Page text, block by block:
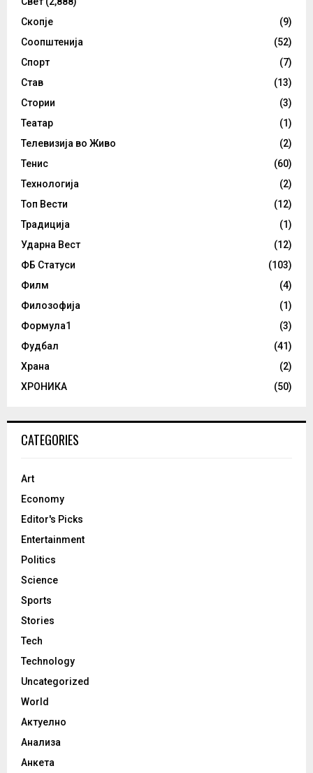
Скопје
(9)
Соопштенија
(52)
Спорт
(7)
Став
(13)
Стории
(3)
Театар
(1)
Телевизија во Живо
(2)
Тенис
(60)
Технологија
(2)
Топ Вести
(12)
Традиција
(1)
Ударна Вест
(12)
ФБ Статуси
(103)
Филм
(4)
Филозофија
(1)
Формула1
(3)
Фудбал
(41)
Храна
(2)
ХРОНИКА
(50)
CATEGORIES
Art
Economy
Editor's Picks
Entertainment
Politics
Science
Sports
Stories
Tech
Technology
Uncategorized
World
Актуелно
Анализа
Анкета